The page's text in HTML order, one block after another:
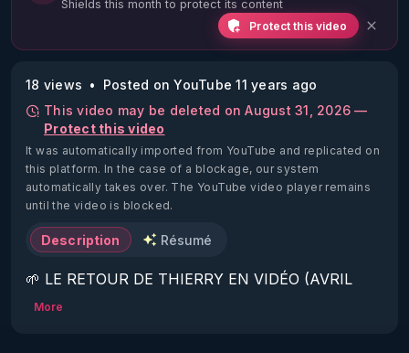
Shields this month to protect its content
Protect this video
18 views
Posted on YouTube 11 years ago
This video may be deleted on August 31, 2026 —
Protect this video
It was automatically imported from YouTube and replicated on
this platform. In the case of a blockage, our system
automatically takes over. The YouTube video player remains
until the video is blocked.
Description Résumé
🌱 LE RETOUR DE THIERRY EN VIDÉO (AVRIL
2022)!
More